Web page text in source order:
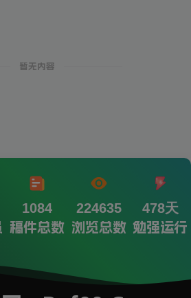
暂无内容
1084
稿件总数
224635
浏览总数
478天
勉强运行